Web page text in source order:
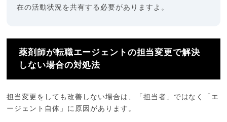
在の活動状況を共有する必要がありますよ。
薬剤師が転職エージェントの担当変更で解決
しない場合の対処法
担当変更をしても改善しない場合は、「担当者」ではなく「エ
ージェント自体」に原因があります。